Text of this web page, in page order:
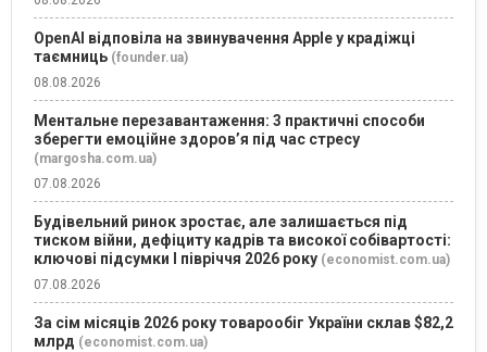
OpenAI відповіла на звинувачення Apple у крадіжці
таємниць (founder.ua)
08.08.2026
Ментальне перезавантаження: 3 практичні способи
зберегти емоційне здоров’я під час стресу
(margosha.com.ua)
07.08.2026
Будівельний ринок зростає, але залишається під
тиском війни, дефіциту кадрів та високої собівартості:
ключові підсумки І півріччя 2026 року (economist.com.ua)
07.08.2026
За сім місяців 2026 року товарообіг України склав $82,2
млрд (economist.com.ua)